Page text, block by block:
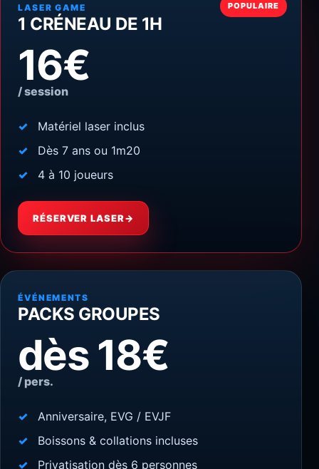
POPULAIRE
LASER GAME
1 CRÉNEAU DE 1H
16€
/ session
Matériel laser inclus
Dès 7 ans ou 1m20
4 à 10 joueurs
RÉSERVER LASER→
ÉVÉNEMENTS
PACKS GROUPES
dès 18€
/ pers.
Anniversaire, EVG / EVJF
Boissons & collations incluses
Privatisation dès 6 personnes